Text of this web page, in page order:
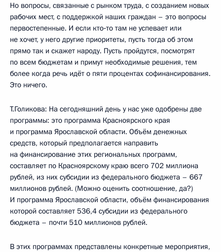
Но вопросы, связанные с рынком труда, с созданием новых
рабочих мест, с поддержкой наших граждан – это вопросы
первостепенные. И если кто‑то там не успевает или
не хочет, у него другие приоритеты, пусть тогда об этом
прямо так и скажет народу. Пусть пройдутся, посмотрят
по всем бюджетам и примут необходимые решения, тем
более когда речь идёт о пяти процентах софинансирования.
Это ничего.
Т.Голикова: На сегодняшний день у нас уже одобрены две
программы: это программа Красноярского края
и программа Ярославской области. Объём денежных
средств, который предполагается направить
на финансирование этих региональных программ,
составляет по Красноярскому краю всего 702 миллиона
рублей, из них субсидии из федерального бюджета – 667
миллионов рублей. (Можно оценить соотношение, да?)
И программа Ярославской области, объём финансирования
которой составляет 536,4 субсидии из федерального
бюджета – почти 510 миллионов рублей.
В этих программах представлены конкретные мероприятия,